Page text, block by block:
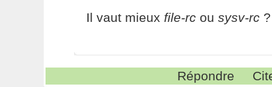
Il vaut mieux file-rcou sysv-rc?
Répondre